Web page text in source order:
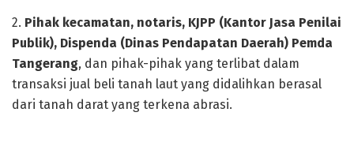
2. Pihak kecamatan, notaris, KJPP (Kantor Jasa Penilai
Publik), Dispenda (Dinas Pendapatan Daerah) Pemda
Tangerang, dan pihak-pihak yang terlibat dalam
transaksi jual beli tanah laut yang didalihkan berasal
dari tanah darat yang terkena abrasi.